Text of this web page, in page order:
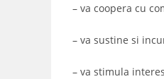
– va coopera cu
– va sustine si
– va stimula